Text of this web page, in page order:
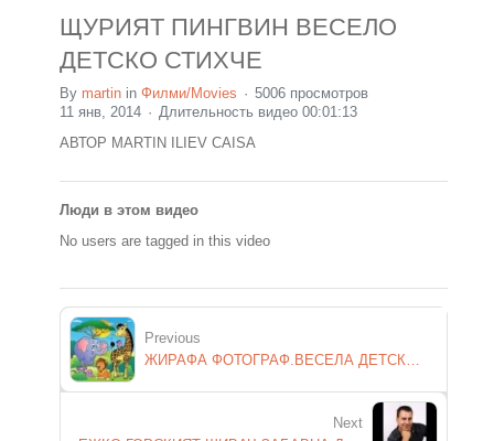
ЩУРИЯТ ПИНГВИН ВЕСЕЛО
ДЕТСКО СТИХЧЕ
By martin in Филми/Movies
5006 просмотров
11 янв, 2014
Длительность видео 00:01:13
АВТОР MARTIN ILIEV CAISA
Люди в этом видео
No users are tagged in this video
Previous
Next